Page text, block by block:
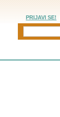
PRIJAVI SE!